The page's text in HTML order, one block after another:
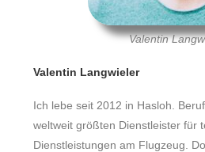
Valentin
Valentin Langwieler
Ich lebe seit 2012 in Hasloh.
weltweit größten Dienstleister für
Dienstleistungen am Flugzeug.